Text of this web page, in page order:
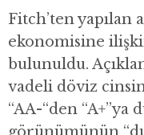
Fitch’ten yapılan
ekonomisine
bulunuldu.
vadeli döviz
“AA-“den “A+”ya